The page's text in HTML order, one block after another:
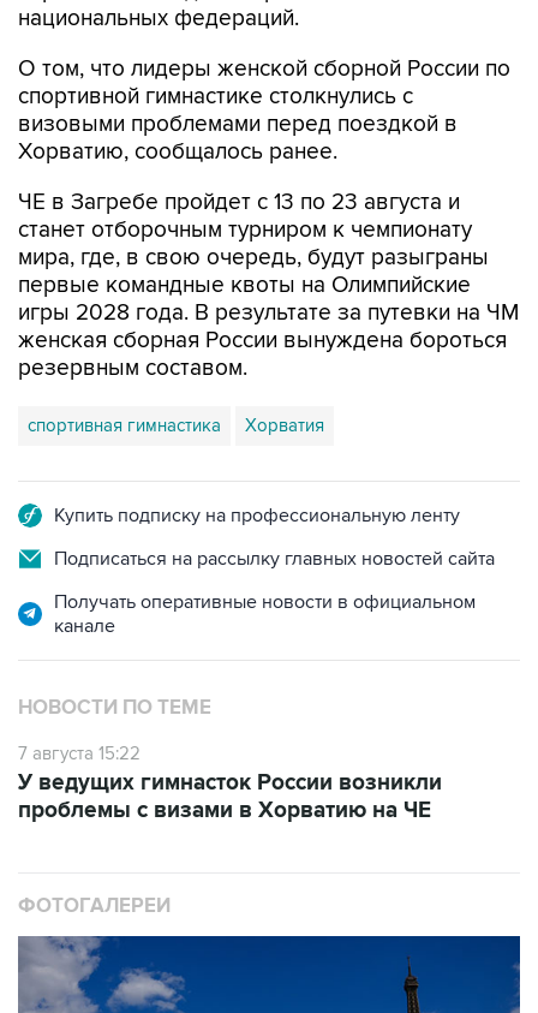
национальных федераций.
О том, что лидеры женской сборной России по
спортивной гимнастике столкнулись с
визовыми проблемами перед поездкой в
Хорватию, сообщалось ранее.
ЧЕ в Загребе пройдет с 13 по 23 августа и
станет отборочным турниром к чемпионату
мира, где, в свою очередь, будут разыграны
первые командные квоты на Олимпийские
игры 2028 года. В результате за путевки на ЧМ
женская сборная России вынуждена бороться
резервным составом.
спортивная гимнастика Хорватия
Купить подписку на профессиональную ленту
Подписаться на рассылку главных новостей сайта
Получать оперативные новости в официальном
канале
НОВОСТИ ПО ТЕМЕ
7 августа 15:22
У ведущих гимнасток России возникли
проблемы с визами в Хорватию на ЧЕ
ФОТОГАЛЕРЕИ